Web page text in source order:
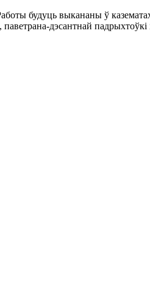
будуць выкананы ў
дэсантнай падрыхтоўкі